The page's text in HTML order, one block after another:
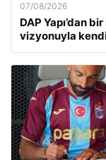
07/08/2026
DAP Yapı’dan
vizyonuyla